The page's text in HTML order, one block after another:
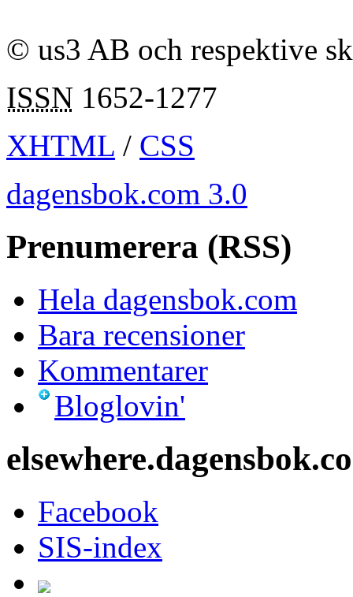
© us3 AB och respektive
ISSN 1652-1277
XHTML / CSS
dagensbok.com 3.0
Prenumerera (RSS)
Hela dagensbok.com
Bara recensioner
Kommentarer
Bloglovin'
Facebook
SIS-index